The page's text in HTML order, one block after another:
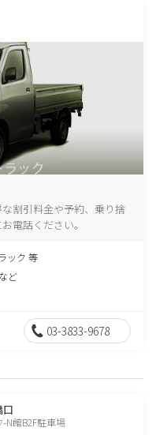
割引料金や予約、乗り捨
電話ください。
ック 等
ど
03-3833-9678
口
N館B2F駐車場